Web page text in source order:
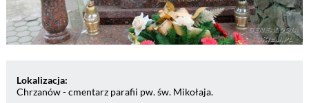
Lokalizacja:
Chrzanów - cmentarz parafii pw. św. Mikołaja.